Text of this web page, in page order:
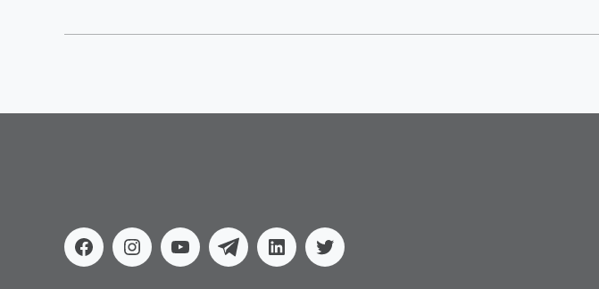
FacebookInstagramYoutubeTelegramLinkedinTwitter